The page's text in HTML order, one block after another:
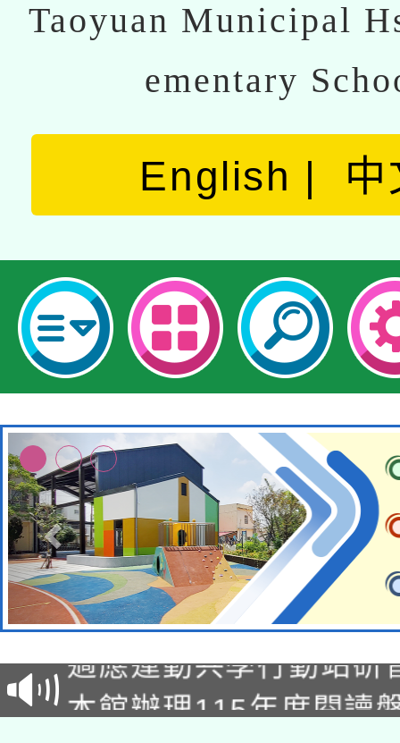
Taoyuan Municipal
ementary
English 中
本校115學年度第2次
招甄選結果公告(無人
招)
本館辦理115年度閱讀